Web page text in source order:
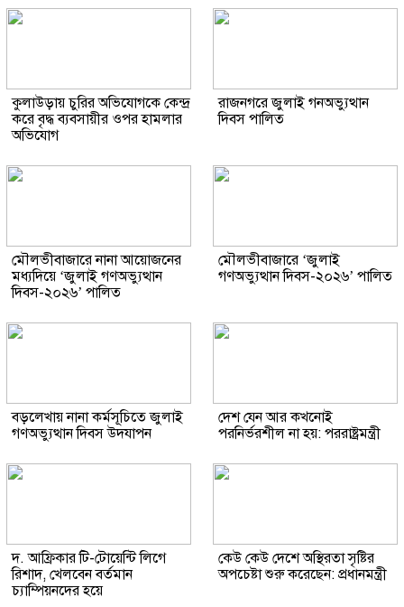
কুলাউড়ায় চুরির অভিযোগকে কেন্দ্র
করে বৃদ্ধ ব্যবসায়ীর ওপর হামলার
অভিযোগ
রাজনগরে জুলাই গনঅভ্যুত্থান
দিবস পালিত
মৌলভীবাজারে নানা আয়োজনের
মধ্যদিয়ে ‘জুলাই গণঅভ্যুত্থান
দিবস-২০২৬’ পালিত
মৌলভীবাজারে ‘জুলাই
গণঅভ্যুত্থান দিবস-২০২৬’ পালিত
বড়লেখায় নানা কর্মসূচিতে জুলাই
গণঅভ্যুত্থান দিবস উদযাপন
দেশ যেন আর কখনোই
পরনির্ভরশীল না হয়: পররাষ্ট্রমন্ত্রী
দ. আফ্রিকার টি-টোয়েন্টি লিগে
রিশাদ, খেলবেন বর্তমান
চ্যাম্পিয়নদের হয়ে
কেউ কেউ দেশে অস্থিরতা সৃষ্টির
অপচেষ্টা শুরু করেছেন: প্রধানমন্ত্রী